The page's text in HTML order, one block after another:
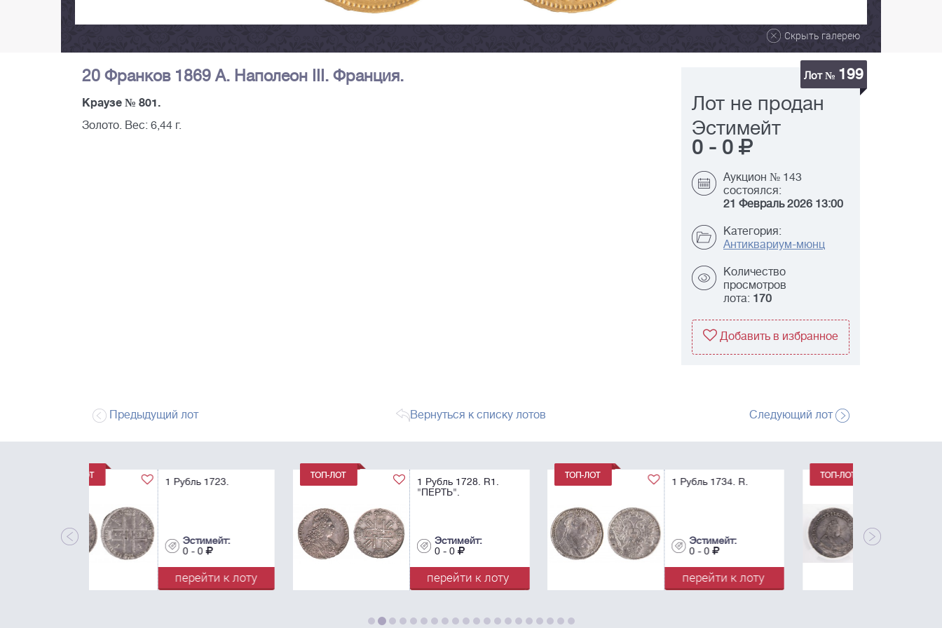
Скрыть галерею
20 Франков 1869 А. Наполеон III. Франция.
Краузе № 801.
Золото. Вес: 6,44 г.
Лот № 199
Лот не продан
Эстимейт
0 - 0
Аукцион № 143
состоялся:
21 Февраль 2026 13:00
Категория:
Антиквариум-мюнц
Количество
просмотров
лота: 170
Добавить в избранное
Предыдущий лот Вернуться к списку лотов Следующий лот
1 Рубль 1728. R1.
перейти к лоту
1 Рубль 1734. R.
перейти к лоту
1 Рубль 1742. С.П.Б.
перейти к лоту